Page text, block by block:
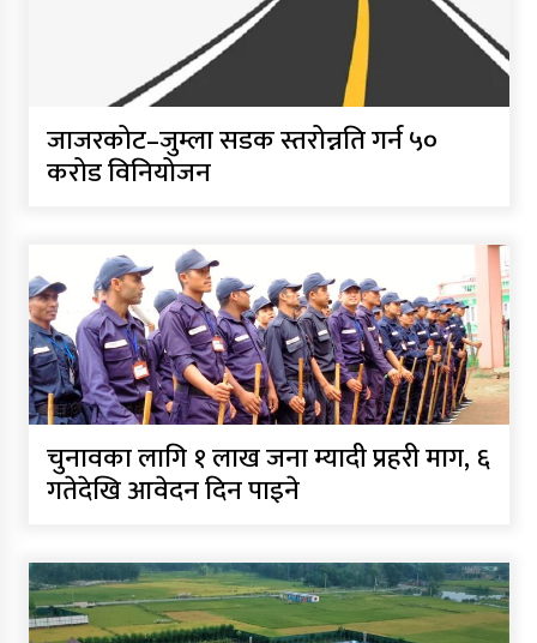
जाजरकोट–जुम्ला सडक स्तरोन्नति गर्न ५०
करोड विनियोजन
चुनावका लागि १ लाख जना म्यादी प्रहरी माग, ६
गतेदेखि आवेदन दिन पाइने